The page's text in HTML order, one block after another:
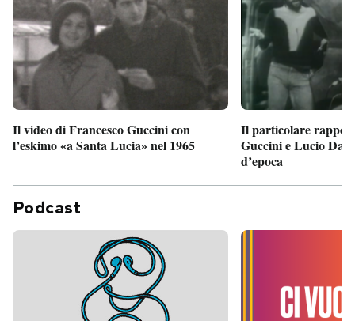
Il video di Francesco Guccini con
l’eskimo «a Santa Lucia» nel 1965
Il particolare
Guccini e Lucio
d’epoca
Podcast